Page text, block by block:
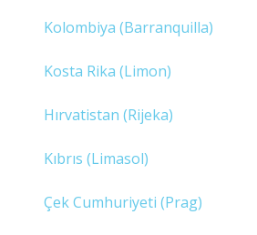
Kolombiya (Barranquilla)
Kosta Rika (Limon)
Hırvatistan (Rijeka)
Kıbrıs (Limasol)
Çek Cumhuriyeti (Prag)